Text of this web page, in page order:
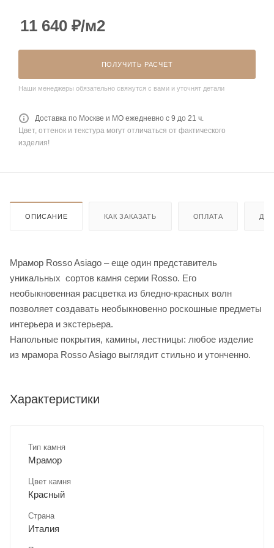
11 640 ₽/м2
ПОЛУЧИТЬ РАСЧЕТ
Наши менеджеры обязательно свяжутся с вами и уточнят детали
Доставка по Москве и МО ежедневно с 9 до 21 ч.
Цвет, оттенок и текстура могут отличаться от фактического
изделия!
ОПИСАНИЕ КАК ЗАКАЗАТЬ ОПЛАТА
Мрамор Rosso Asiago – еще один представитель
уникальных сортов камня серии Rosso. Его
необыкновенная расцветка из бледно-красных волн
позволяет создавать необыкновенно роскошные предметы
интерьера и экстерьера.
Напольные покрытия, камины, лестницы: любое изделие
из мрамора Rosso Asiago выглядит стильно и утонченно.
Характеристики
Тип камня
Мрамор
Цвет камня
Красный
Страна
Италия